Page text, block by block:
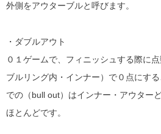
外側をアウターブルと呼びます。
・ダブルアウト
０１ゲームで、フィニッシュする際に
ブルリング内・インナー）で０点にす
での（bull out）はインナー・アウター
ほとんどです。